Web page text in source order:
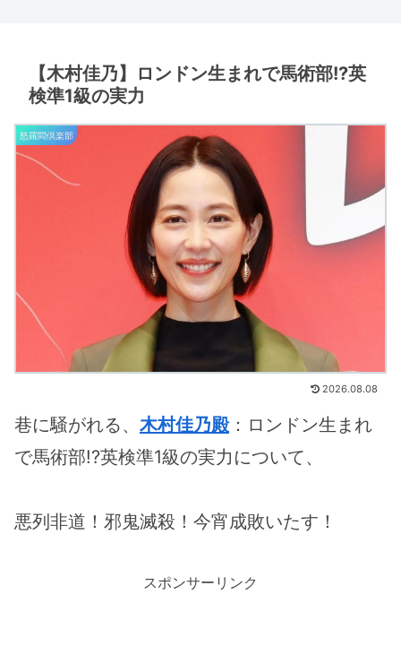
【木村佳乃】ロンドン生まれで馬術部!?英
検準1級の実力
怒羅悶倶楽部
2026.08.08
巷に騒がれる、 木村佳乃殿：ロンドン生まれ
で馬術部!?英検準1級の実力について、
悪列非道！邪鬼滅殺！今宵成敗いたす！
スポンサーリンク